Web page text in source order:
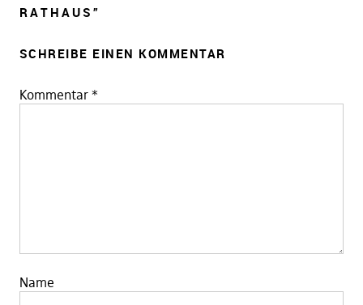
RATHAUS ”
SCHREIBE EINEN KOMMENTAR
Kommentar *
Name